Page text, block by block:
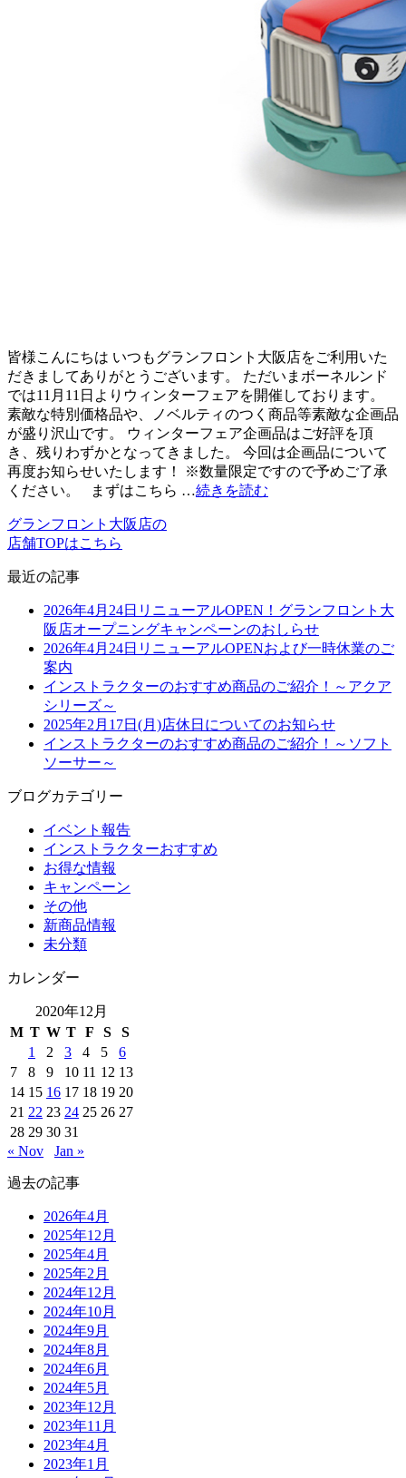
皆様こんにちは いつもグランフロント大阪店をご利用いた
だきましてありがとうございます。 ただいまボーネルンド
では11月11日よりウィンターフェアを開催しております。
素敵な特別価格品や、ノベルティのつく商品等素敵な企画品
が盛り沢山です。 ウィンターフェア企画品はご好評を頂
き、残りわずかとなってきました。 今回は企画品について
再度お知らせいたします！ ※数量限定ですので予めご了承
ください。 まずはこちら …続きを読む
グランフロント大阪店の
店舗TOPはこちら
最近の記事
2026年4月24日リニューアルOPEN！グランフロント大
阪店オープニングキャンペーンのおしらせ
2026年4月24日リニューアルOPENおよび一時休業のご
案内
インストラクターのおすすめ商品のご紹介！～アクア
シリーズ～
2025年2月17日(月)店休日についてのお知らせ
インストラクターのおすすめ商品のご紹介！～ソフト
ソーサー～
ブログカテゴリー
イベント報告
インストラクターおすすめ
お得な情報
キャンペーン
その他
新商品情報
未分類
カレンダー
2020年12月
M T W T F S
S
1
2 3 4 5
6
7
8 9 10 11 12 13
14 15 16 17 18 19 20
21 22 23 24 25 26 27
28 29 30 31
« Nov
Jan »
過去の記事
2026年4月
2025年12月
2025年4月
2025年2月
2024年12月
2024年10月
2024年9月
2024年8月
2024年6月
2024年5月
2023年12月
2023年11月
2023年4月
2023年1月